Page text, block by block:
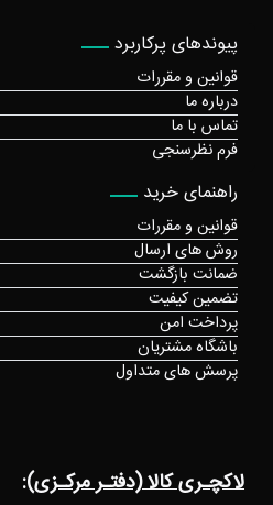
لاکچـری کالا (دفتـر مرکـزی):
پیوندهای پرکاربرد
قوانین و مقررات
درباره ما
تماس با ما
فرم نظرسنجی
راهنمای خرید
قوانین و مقررات
روش های ارسال
ضمانت بازگشت
تضمین کیفیت
پرداخت امن
باشگاه مشتریان
پرسش های متداول